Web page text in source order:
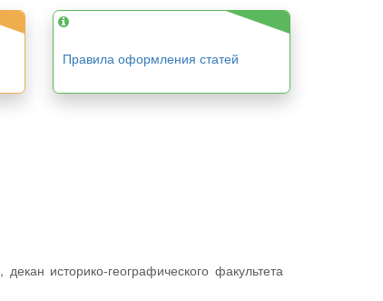
Правила оформления статей